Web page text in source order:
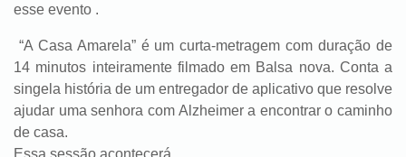
esse evento .
“A Casa Amarela” é um curta-metragem com duração de
14 minutos inteiramente filmado em Balsa nova. Conta a
singela história de um entregador de aplicativo que resolve
ajudar uma senhora com Alzheimer a encontrar o caminho
de casa.
Essa sessão acontecerá